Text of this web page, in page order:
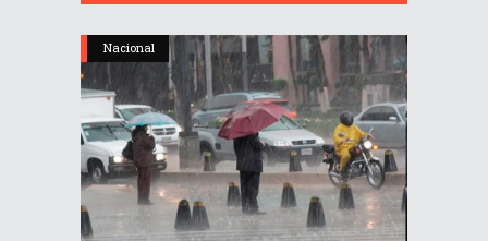
Nacional